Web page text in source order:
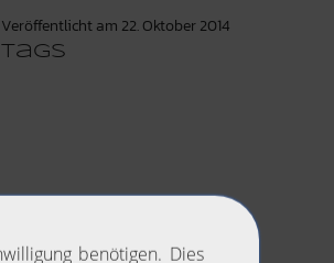
Veröffentlicht am 22. Oktober 2014
Tags